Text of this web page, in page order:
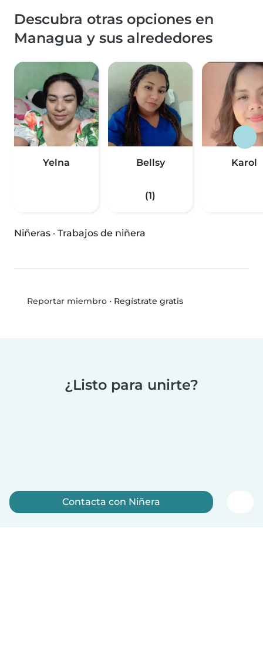
Descubra otras opciones en
Managua y sus alrededores
Yelna Bellsy
(1)
Karol
Niñeras · Trabajos de niñera
Reportar miembro• Regístrate gratis
¿Listo para unirte?
Contacta con Niñera